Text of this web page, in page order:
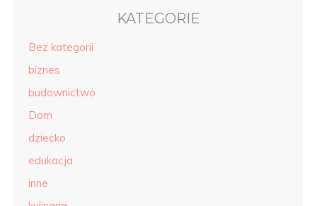
KATEGORIE
Bez kategorii
biznes
budownictwo
Dom
dziecko
edukacja
inne